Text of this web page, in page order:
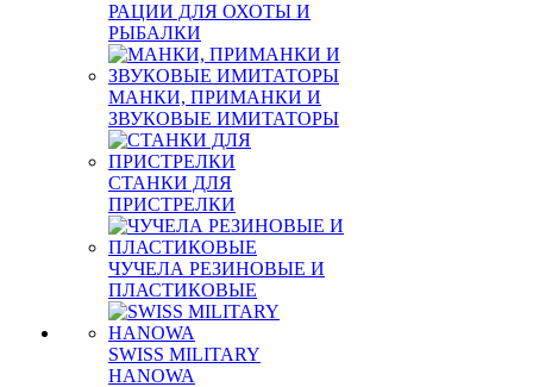
РАЦИИ ДЛЯ ОХОТЫ И
РЫБАЛКИ
МАНКИ, ПРИМАНКИ И
ЗВУКОВЫЕ ИМИТАТОРЫ
СТАНКИ ДЛЯ
ПРИСТРЕЛКИ
ЧУЧЕЛА РЕЗИНОВЫЕ И
ПЛАСТИКОВЫЕ
SWISS MILITARY
HANOWA